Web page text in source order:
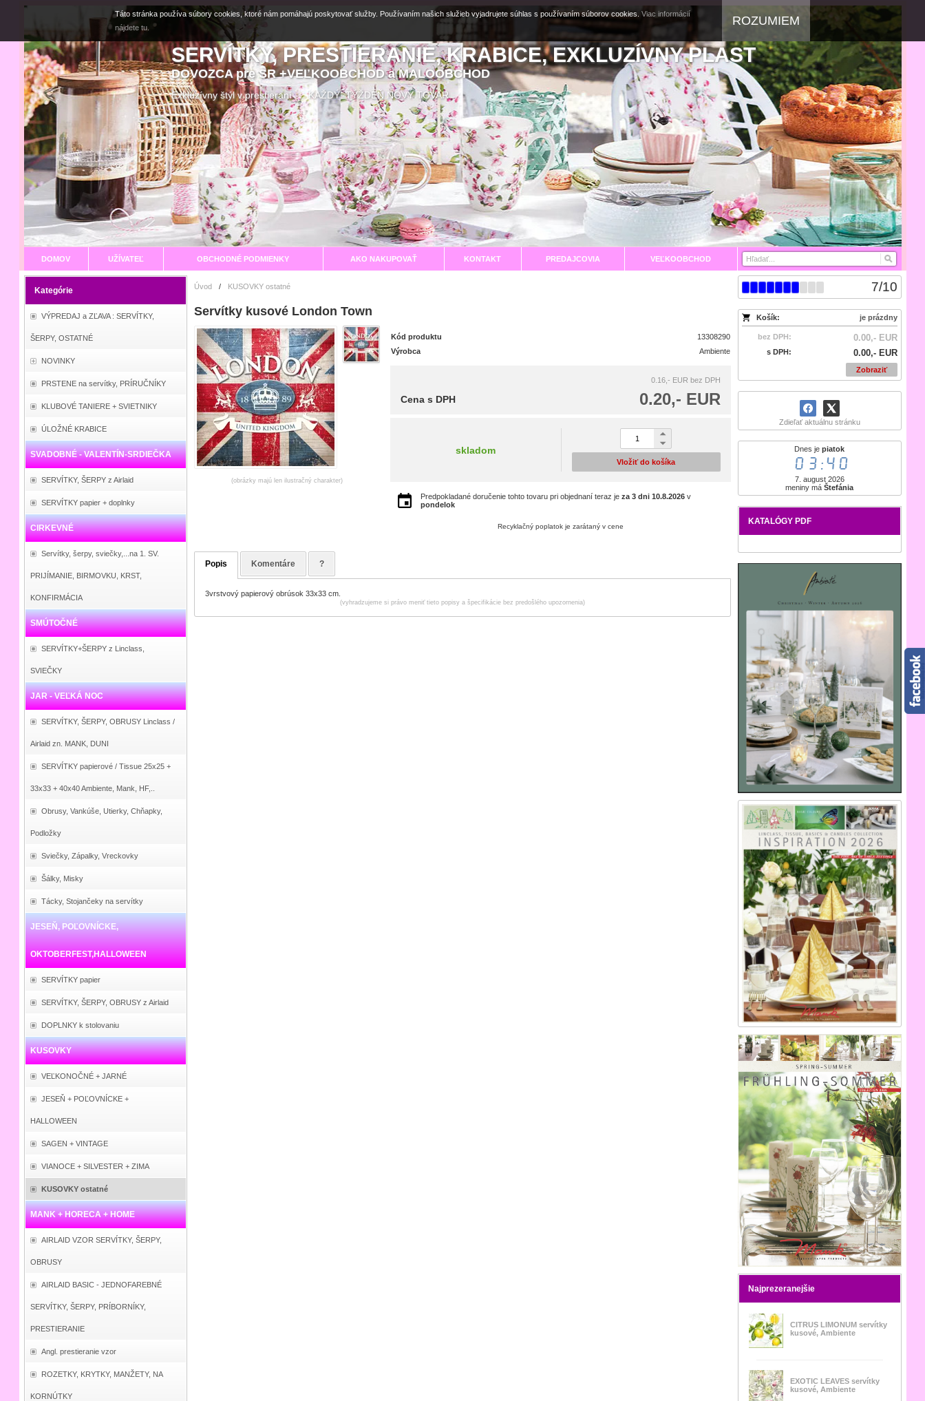
SERVÍTKY, PRESTIERANIE, KRABICE, EXKLUZÍVNY PLAST
DOVOZCA pre SR +VEĽKOOBCHOD a MALOOBCHOD
Exkluzívny štýl v prestieraní KAŽDÝ TÝŽDEŇ NOVÝ TOVAR
DOMOV UŽÍVATEĽ OBCHODNÉ PODMIENKY AKO NAKUPOVAŤ KONTAKT PREDAJCOVIA VEĽKOOBCHOD
Kategórie
VÝPREDAJ a ZĽAVA : SERVÍTKY,
ŠERPY, OSTATNÉ
NOVINKY
PRSTENE na servítky, PRÍRUČNÍKY
KLUBOVÉ TANIERE + SVIETNIKY
ÚLOŽNÉ KRABICE
SVADOBNÉ - VALENTÍN-SRDIEČKA
SERVÍTKY, ŠERPY z Airlaid
SERVÍTKY papier + doplnky
CIRKEVNÉ
Servítky, šerpy, sviečky,...na 1. SV.
PRIJÍMANIE, BIRMOVKU, KRST,
KONFIRMÁCIA
SMÚTOČNÉ
SERVÍTKY+ŠERPY z Linclass,
SVIEČKY
JAR - VEĽKÁ NOC
SERVÍTKY, ŠERPY, OBRUSY Linclass /
Airlaid zn. MANK, DUNI
SERVÍTKY papierové / Tissue 25x25 +
33x33 + 40x40 Ambiente, Mank, HF,..
Obrusy, Vankúše, Utierky, Chňapky,
Podložky
Sviečky, Zápalky, Vreckovky
Šálky, Misky
Tácky, Stojančeky na servítky
JESEŇ, POĽOVNÍCKE,
OKTOBERFEST,HALLOWEEN
SERVÍTKY papier
SERVÍTKY, ŠERPY, OBRUSY z Airlaid
DOPLNKY k stolovaniu
KUSOVKY
VEĽKONOČNÉ + JARNÉ
JESEŇ + POĽOVNÍCKE +
HALLOWEEN
SAGEN + VINTAGE
VIANOCE + SILVESTER + ZIMA
KUSOVKY ostatné
MANK + HORECA + HOME
AIRLAID VZOR SERVÍTKY, ŠERPY,
OBRUSY
AIRLAID BASIC - JEDNOFAREBNÉ
SERVÍTKY, ŠERPY, PRÍBORNÍKY,
PRESTIERANIE
Angl. prestieranie vzor
ROZETKY, KRYTKY, MANŽETY, NA
KORNÚTKY
7/10
Košík: je prázdny
bez DPH: 0.00,- EUR
s DPH: 0.00,- EUR
Zobraziť
Zdieľať aktuálnu stránku
Dnes jepiatok
03:40
7. august 2026
meniny máŠtefánia
KATALÓGY PDF
Najprezeranejšie
CITRUS LIMONUM servítky
kusové, Ambiente
EXOTIC LEAVES servítky
kusové, Ambiente
Úvod / KUSOVKY ostatné
Servítky kusové London Town
(obrázky majú len ilustračný charakter)
Kód produktu
13308290
Výrobca
Ambiente
0.16,- EUR bez DPH
0.20,- EUR
Cena s DPH
skladom
Vložiť do košíka
Predpokladané doručenie tohto tovaru pri objednaní teraz je za 3 dni 10.8.2026v
pondelok
Recyklačný poplatok je zarátaný v cene
Popis Komentáre ?
3vrstvový papierový obrúsok 33x33 cm.
(vyhradzujeme si právo meniť tieto popisy a špecifikácie bez predošlého upozornenia)
Táto stránka používa súbory cookies, ktoré nám pomáhajú poskytovať služby. Používaním našich služieb vyjadrujete súhlas s používaním súborov cookies. Viac informácií
nájdete tu.
ROZUMIEM